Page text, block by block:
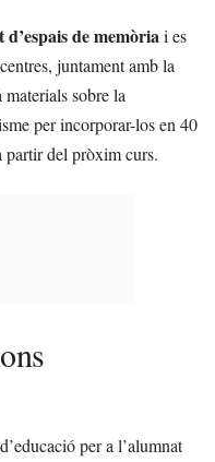
de memòriai es
juntament amb la
sobre la
per incorporar-los en 40
partir del pròxim curs.
per a l’alumnat